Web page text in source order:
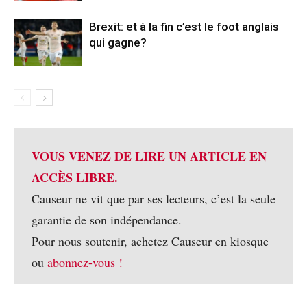
Brexit: et à la fin c’est le foot anglais
qui gagne?
VOUS VENEZ DE LIRE UN ARTICLE EN
ACCÈS LIBRE.
Causeur ne vit que par ses lecteurs, c’est la seule
garantie de son indépendance.
Pour nous soutenir, achetez Causeur en kiosque
ou abonnez-vous !